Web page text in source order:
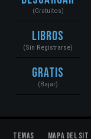
(Gratuitos)
Libros
(Sin Registrarse)
Gratis
(Bajar)
Temas Mapa del